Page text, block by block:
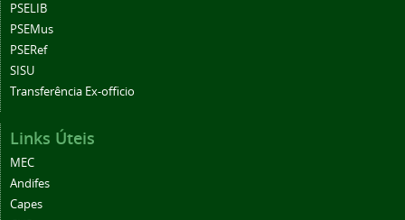
PSELIB
PSEMus
PSERef
SISU
Transferência Ex-officio
Links Úteis
MEC
Andifes
Capes